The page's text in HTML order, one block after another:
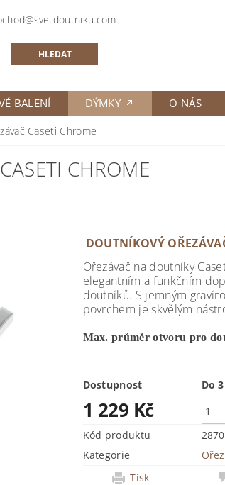
BALENÍ DÝMKY O NÁS
Caseti Chrome
CHROME
DOUTNÍKOVÝ
Ořezávač na doutníky
elegantním a funkčním
doutníků. S jemným
povrchem je skvělým
Max. průměr otvoru pro
Dostupnost Do
1 229 Kč
Kód produktu
Kategorie
Tisk